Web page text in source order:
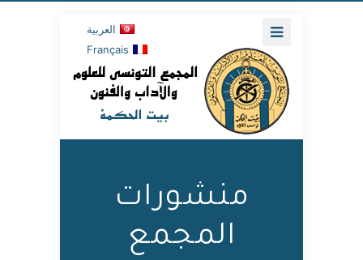
العربية
Français
منشورات
المجمع